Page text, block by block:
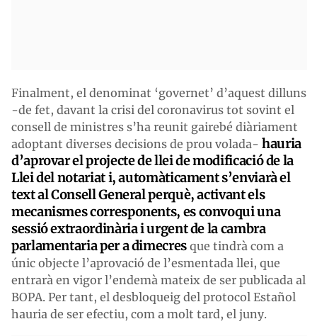
Finalment, el denominat ‘governet’ d’aquest dilluns
-de fet, davant la crisi del coronavirus tot sovint el
consell de ministres s’ha reunit gairebé diàriament
adoptant diverses decisions de prou volada- hauria
d’aprovar el projecte de llei de modificació de la
Llei del notariat i, automàticament s’enviarà el
text al Consell General perquè, activant els
mecanismes corresponents, es convoqui una
sessió extraordinària i urgent de la cambra
parlamentaria per a dimecres que tindrà com a
únic objecte l’aprovació de l’esmentada llei, que
entrarà en vigor l’endemà mateix de ser publicada al
BOPA. Per tant, el desbloqueig del protocol Estañol
hauria de ser efectiu, com a molt tard, el juny.